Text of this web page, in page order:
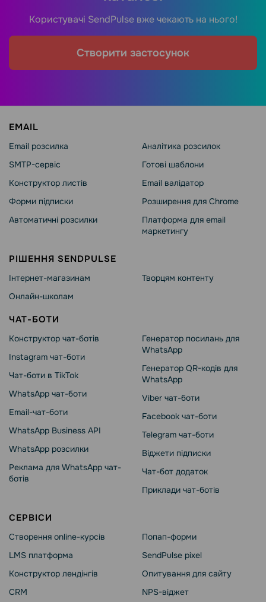
Користувачі SendPulse вже чекають на нього!
Створити застосунок
EMAIL
Email розсилка
SMTP-сервіс
Конструктор листів
Форми підписки
Автоматичні розсилки
Аналітика розсилок
Готові шаблони
Email валідатор
Розширення для Chrome
Платформа для email
маркетингу
РІШЕННЯ SENDPULSE
Інтернет-магазинам
Онлайн-школам
Творцям контенту
ЧАТ-БОТИ
Конструктор чат-ботів
Instagram чат-боти
Чат-боти в TikTok
WhatsApp чат-боти
Email-чат-боти
WhatsApp Business API
WhatsApp розсилки
Реклама для WhatsApp чат-
ботів
Генератор посилань для
WhatsApp
Генератор QR-кодів для
WhatsApp
Viber чат-боти
Facebook чат-боти
Telegram чат-боти
Віджети підписки
Чат-бот додаток
Приклади чат-ботів
СЕРВІСИ
Створення online-курсів
LMS платформа
Конструктор лендінгів
CRM
Попап-форми
SendPulse pixel
Опитування для сайту
NPS-віджет